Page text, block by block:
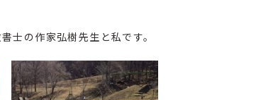
士の作家弘樹先生と私です。